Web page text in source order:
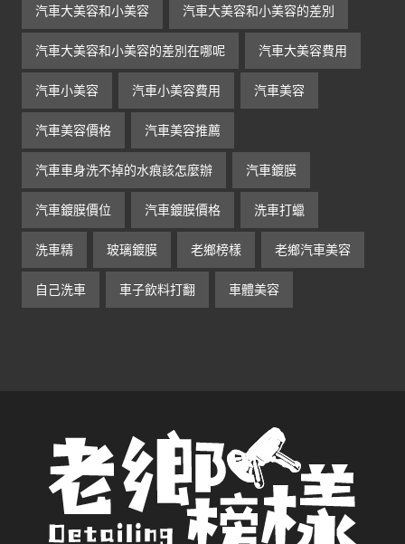
汽車大美容和小美容 汽車大美容和小美容的差別
汽車大美容和小美容的差別在哪呢 汽車大美容費用
汽車小美容 汽車小美容費用 汽車美容
汽車美容價格 汽車美容推薦
汽車車身洗不掉的水痕該怎麼辦 汽車鍍膜
汽車鍍膜價位 汽車鍍膜價格 洗車打蠟
洗車精 玻璃鍍膜 老鄉榜樣 老鄉汽車美容
自己洗車 車子飲料打翻 車體美容